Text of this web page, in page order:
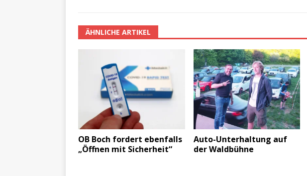
ÄHNLICHE ARTIKEL
OB Boch fordert ebenfalls
„Öffnen mit Sicherheit“
Auto-Unterhaltung auf
der Waldbühne